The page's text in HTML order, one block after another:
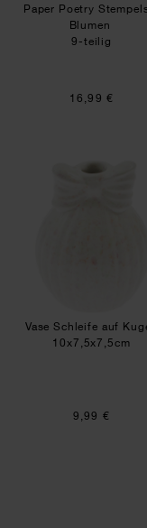
Paper Poetry
Blumen
9-teilig
16,99 €
Vase
Vase Schleife auf
10x7,5x7,5cm
9,99 €